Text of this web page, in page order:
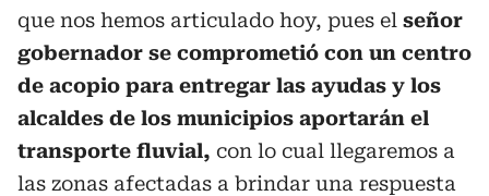
que nos hemos articulado hoy, pues el señor
gobernador se comprometió con un centro
de acopio para entregar las ayudas y los
alcaldes de los municipios aportarán el
transporte fluvial, con lo cual llegaremos a
las zonas afectadas a brindar una respuesta